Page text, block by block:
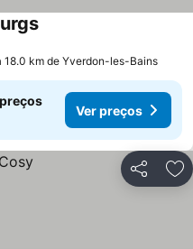
18.0 km de Yverdon-les-Bains
Ver preços
Partilhar